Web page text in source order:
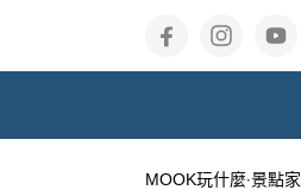
MOOK玩什麼‧景點家